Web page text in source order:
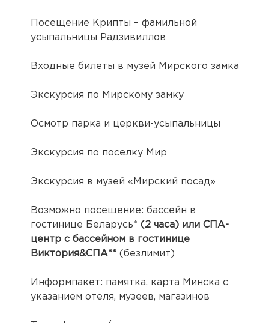
Посещение Крипты – фамильной
усыпальницы Радзивиллов
Входные билеты в музей Мирского замка
Экскурсия по Мирскому замку
Осмотр парка и церкви-усыпальницы
Экскурсия по поселку Мир
Экскурсия в музей «Мирский посад»
Возможно посещение: бассейн в
гостинице Беларусь* (2 часа) или СПА-
центр с бассейном в гостинице
Виктория&СПА** (безлимит)
Информпакет: памятка, карта Минска с
указанием отеля, музеев, магазинов